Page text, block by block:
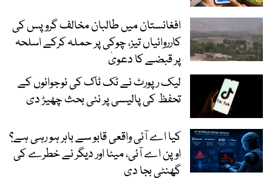
افغانستان میں طالبان مخالف گروپس کی
کارروائیاں تیز، چوکی پر حملہ کرکے اسلحہ
پر قبضے کا دعویٰ
لیک رپورٹ نے ٹک ٹاک کی نوجوانوں کے
تحفظ کی پالیسی پر نئی بحث چھیڑ دی
کیا اے آئی واقعی قابو سے باہر ہو رہی ہے؟
اوپن اے آئی، میٹا اور دیگر نے خطرے کی
گھنٹی بجا دی